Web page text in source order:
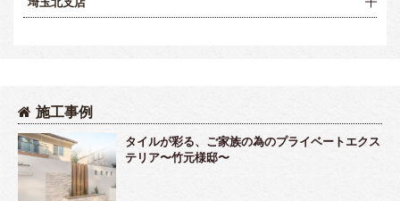
施工事例
タイルが彩る、ご家族の為のプライベートエクス
テリア〜竹元様邸〜